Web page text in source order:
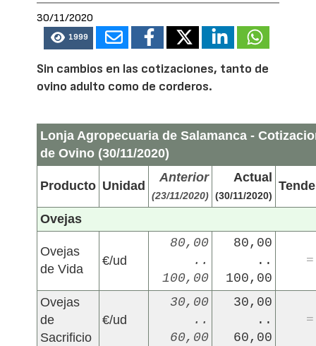
30/11/2020
1999
Sin cambios en las cotizaciones, tanto de
ovino adulto como de corderos.
Lonja Agropecuaria de Salamanca -
de Ovino (30/11/2020)
Producto Unidad
Anterior
(23/11/2020)
Actual
(30/11/2020)
Ovejas
Ovejas
de Vida
€/ud
80,00
..
100,00
80,00
..
100,00
=
Ovejas
de
Sacrificio
€/ud
30,00
..
60,00
30,00
..
60,00
=